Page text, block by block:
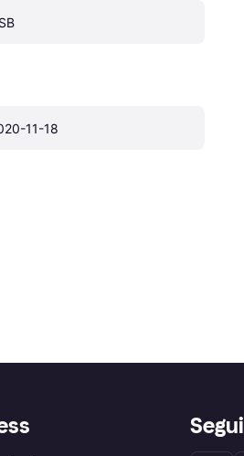
11-18
Segui